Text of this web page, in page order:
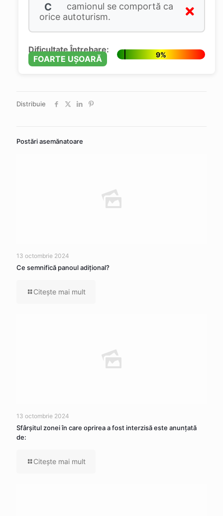
C
camionul se comportă ca
orice autoturism.
Dificultate Întrebare:
FOARTE UȘOARĂ
9%
Distribuie
Postări asemănatoare
13 octombrie 2024
Ce semnifică panoul adițional?
Citeşte mai mult
13 octombrie 2024
Sfârșitul zonei în care oprirea a fost interzisă este anunțată
de:
Citeşte mai mult